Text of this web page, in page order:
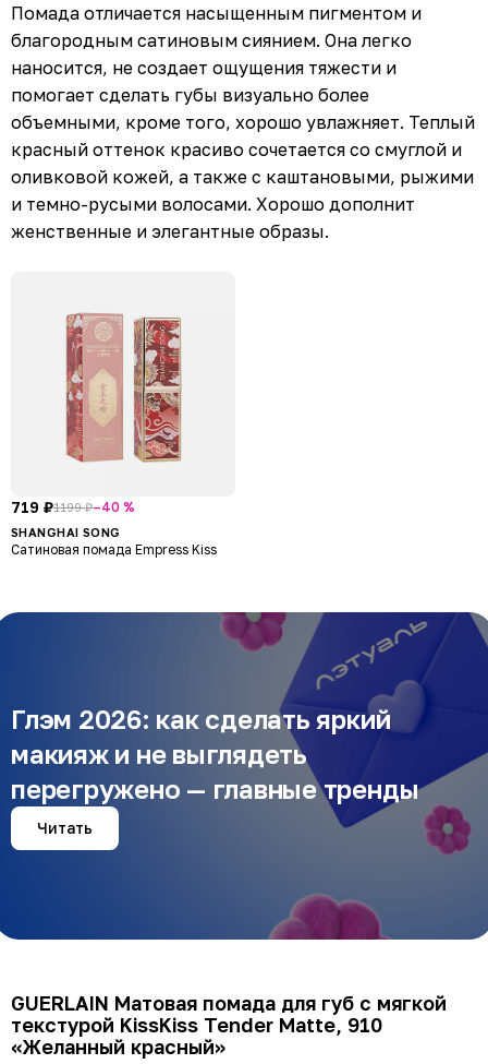
Помада отличается насыщенным пигментом и
благородным сатиновым сиянием. Она легко
наносится, не создает ощущения тяжести и
помогает сделать губы визуально более
объемными, кроме того, хорошо увлажняет. Теплый
красный оттенок красиво сочетается со смуглой и
оливковой кожей, а также с каштановыми, рыжими
и темно-русыми волосами. Хорошо дополнит
женственные и элегантные образы.
719 ₽1199 ₽–40 %
SHANGHAI SONG
Сатиновая помада Empress Kiss
Глэм 2026: как сделать яркий
макияж и не выглядеть
перегружено — главные тренды
Читать
GUERLAIN Матовая помада для губ с мягкой
текстурой KissKiss Tender Matte, 910
«Желанный красный»